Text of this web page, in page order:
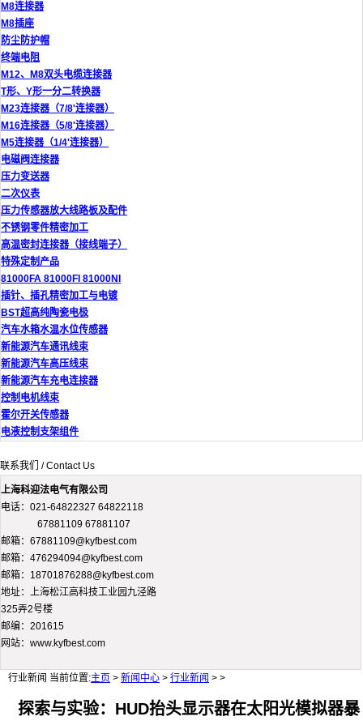
M8连接器
M8插座
防尘防护帽
终端电阻
M12、M8双头电缆连接器
T形、Y形一分二转换器
M23连接器（7/8'连接器）
M16连接器（5/8'连接器）
M5连接器（1/4'连接器）
电磁阀连接器
压力变送器
二次仪表
压力传感器放大线路板及配件
不锈钢零件精密加工
高温密封连接器（接线端子）
特殊定制产品
81000FA 81000FI 81000NI
插针、插孔精密加工与电镀
BST超高纯陶瓷电极
汽车水箱水温水位传感器
新能源汽车通讯线束
新能源汽车高压线束
新能源汽车充电连接器
控制电机线束
霍尔开关传感器
电液控制支架组件
联系我们 / Contact Us
上海科迎法电气有限公司
电话：021-64822327 64822118
67881109 67881107
邮箱：67881109@kyfbest.com
邮箱：476294094@kyfbest.com
邮箱：18701876288@kyfbest.com
地址：上海松江高科技工业园九泾路
325弄2号楼
邮编：201615
网站：www.kyfbest.com
行业新闻 当前位置:主页 > 新闻中心 > 行业新闻 > >
探索与实验：HUD抬头显示器在太阳光模拟器暴